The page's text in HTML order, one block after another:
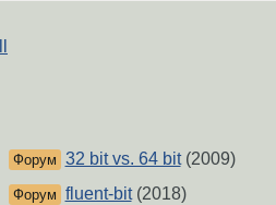
Форум 32 bit vs. 64 bit(2009)
Форум fluent-bit(2018)